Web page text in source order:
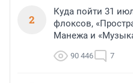
2
Куда пойти 31
флоксов,
Манежа и
90 446 7